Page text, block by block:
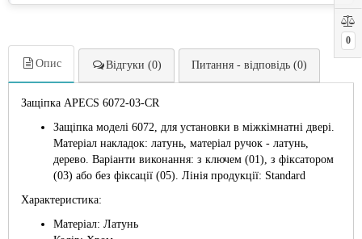
0
Опис Відгуки (0) Питання - відповідь (0)
Защіпка APECS 6072-03-CR
Защіпка моделі 6072, для установки в міжкімнатні двері.
Матеріал накладок: латунь, матеріал ручок - латунь,
дерево. Варіанти виконання: з ключем (01), з фіксатором
(03) або без фіксації (05). Лінія продукції: Standard
Характеристика:
Матеріал: Латунь